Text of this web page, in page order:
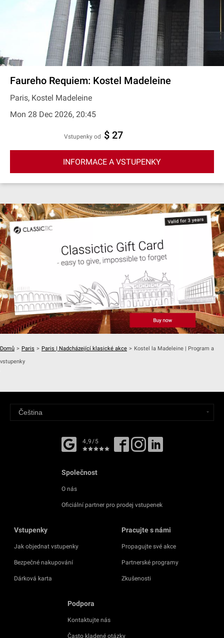
Faureho Requiem: Kostel Madeleine
Paris, Kostel Madeleine
Mon 28 Dec 2026, 20:45
Vstupenky od $ 27
INFORMACE A VSTUPENKY
Domů > Paris > Paris | Nadcházející klasické akce > Kostel la Madeleine | Program a
vstupenky
4,9/5
Společnost
O nás
Oficiální partner pro prodej vstupenek
Vstupenky
Jak objednat vstupenky
Bezpečné nakupování
Dárková karta
Pracujte s námi
Propagujte své akce
Partnerské programy
Zkušenosti
Podpora
Kontaktujte nás
Často kladené otázky